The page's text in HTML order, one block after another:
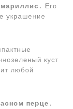
․ Его
украшение
куст
любой
перце․